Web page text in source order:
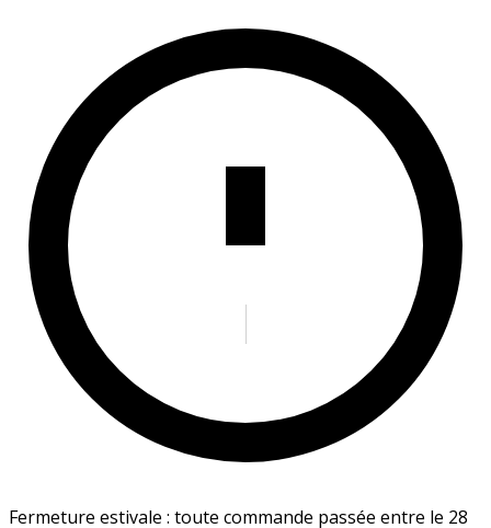
Fermeture estivale : toute commande passée entre le 28